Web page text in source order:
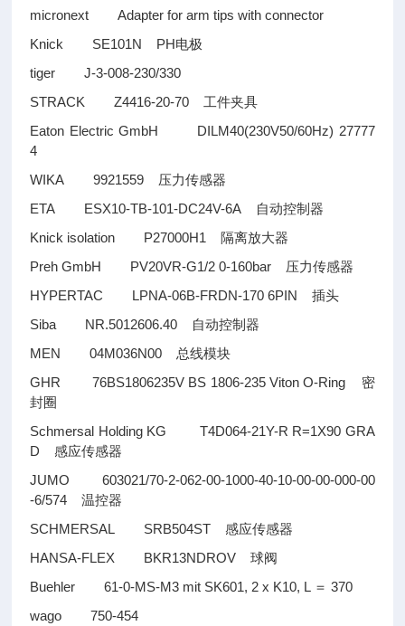
micronext Adapter for arm tips with connector
Knick SE101N PH电极
tiger J-3-008-230/330
STRACK Z4416-20-70 工件夹具
Eaton Electric GmbH DILM40(230V50/60Hz) 27777
4
WIKA 9921559 压力传感器
ETA ESX10-TB-101-DC24V-6A 自动控制器
Knick isolation P27000H1 隔离放大器
Preh GmbH PV20VR-G1/2 0-160bar 压力传感器
HYPERTAC LPNA-06B-FRDN-170 6PIN插头
Siba NR.5012606.40 自动控制器
MEN 04M036N00 总线模块
GHR 76BS1806235V BS 1806-235 Viton O-Ring
密
封圈
Schmersal Holding KG T4D064-21Y-R R=1X90 GRA
D感应传感器
JUMO 603021/70-2-062-00-1000-40-10-00-00-000-00
-6/574温控器
SCHMERSAL SRB504ST感应传感器
HANSA-FLEX BKR13NDROV球阀
Buehler 61-0-MS-M3 mit SK601, 2 x K10, L ＝ 370
wago 750-454